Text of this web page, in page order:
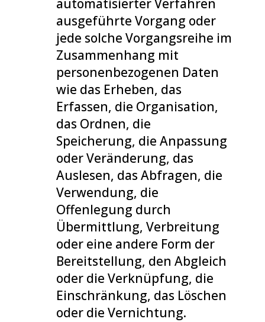
automatisierter Verfahren
ausgeführte Vorgang oder
jede solche Vorgangsreihe im
Zusammenhang mit
personenbezogenen Daten
wie das Erheben, das
Erfassen, die Organisation,
das Ordnen, die
Speicherung, die Anpassung
oder Veränderung, das
Auslesen, das Abfragen, die
Verwendung, die
Offenlegung durch
Übermittlung, Verbreitung
oder eine andere Form der
Bereitstellung, den Abgleich
oder die Verknüpfung, die
Einschränkung, das Löschen
oder die Vernichtung.